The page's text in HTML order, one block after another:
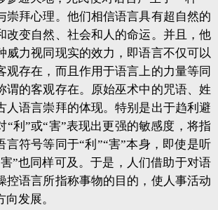
拜心理。他们相信语言具有超自然的
改变自然、社会和人的命运。并且，他
威力视同现实的效力，即语言不仅可以
观存在，而且作用于语言上的力量等同
谓的客观存在。原始巫术中的咒语、姓
人语言崇拜的体现。特别是出于趋利避
“利”或“害”表现出更强的敏感度，将指
言符号等同于“利”“害”本身，即使是听
”也同样可及。于是，人们借助于对语
控语言所指称事物的目的，使人事活动
发展。